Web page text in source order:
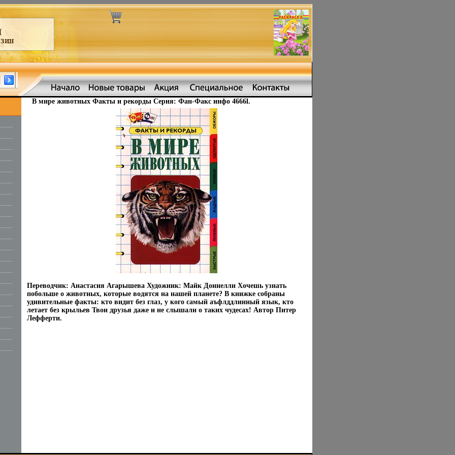
В мире животных Факты и рекорды Серия: Фан-Факс инфо 4666l.
Переводчик: Анастасия Агарышева Художник: Майк Доннелли Хочешь узнать
побольше о животных, которые водятся на нашей планете? В книжке собраны
удивительные факты: кто видит без глаз, у кого самый аъфлддлинный язык, кто
летает без крыльев Твои друзья даже и не слышали о таких чудесах! Автор Питер
Лефферти.